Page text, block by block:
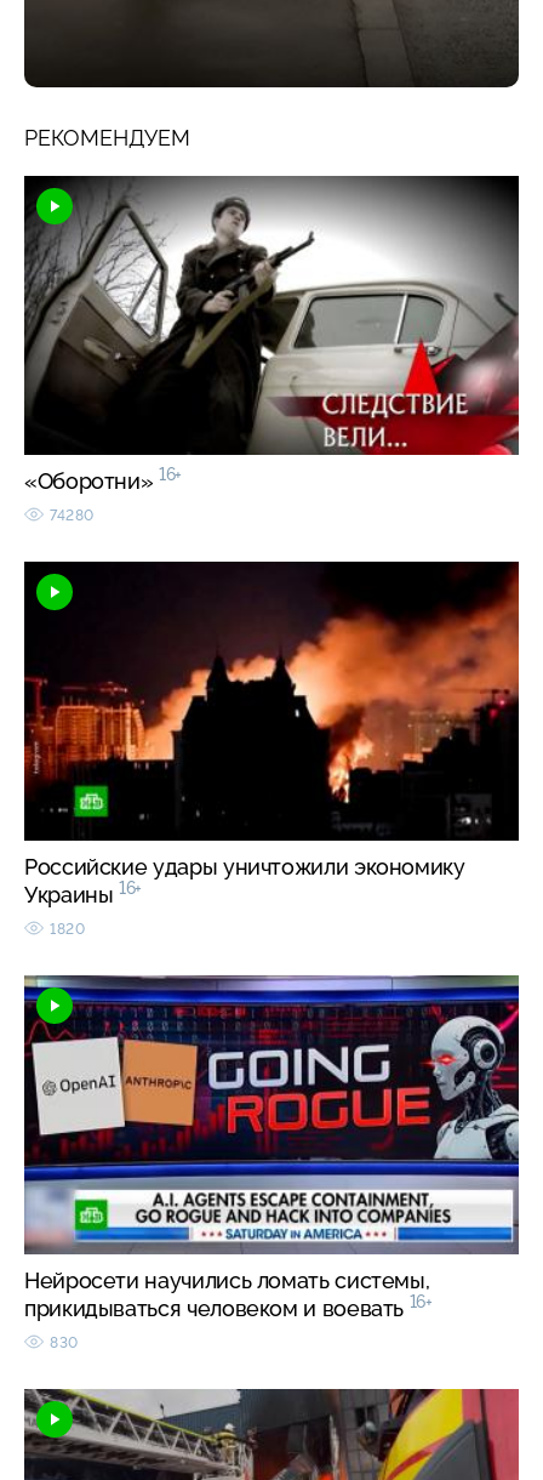
РЕКОМЕНДУЕМ
«Оборотни» 16+
74280
Российские удары уничтожили экономику
Украины 16+
1820
Нейросети научились ломать системы,
прикидываться человеком и воевать 16+
830